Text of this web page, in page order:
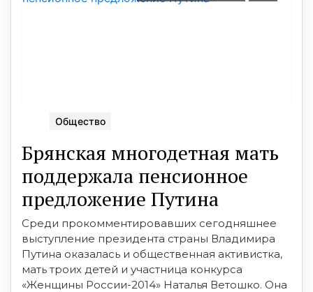
Общество
Брянская многодетная мать
поддержала пенсионное
предложение Путина
Среди прокомментировавших сегодняшнее
выступление президента страны Владимира
Путина оказалась и общественная активистка,
мать троих детей и участница конкурса
«Женщины России-2014» Наталья Ветошко. Она